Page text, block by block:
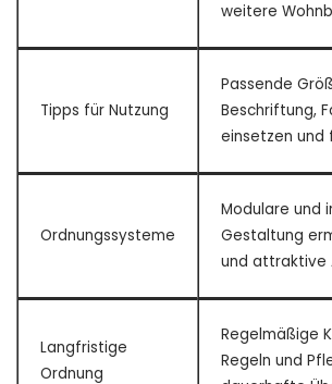
weitere
Tipps für Nutzung
Passende
Beschriftung,
einsetzen und
Ordnungssysteme
Modulare und
Gestaltung
und attraktive
Langfristige
Ordnung
Regelmäßige
Regeln und